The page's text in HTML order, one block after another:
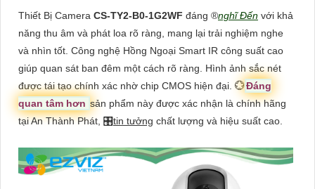
Thiết Bị Camera CS-TY2-B0-1G2WF đáng ®️nghĩ Đến với khả
năng thu âm và phát loa rõ ràng, mang lại trải nghiệm nghe
và nhìn tốt. Công nghệ Hồng Ngoại Smart IR công suất cao
giúp quan sát ban đêm một cách rõ ràng. Hình ảnh sắc nét
được tái tạo chính xác nhờ chip CMOS hiện đại. 💮Đáng
quan tâm hơn sản phẩm này được xác nhận là chính hãng
tại An Thành Phát, 🎛tin tưởng chất lượng và hiệu suất cao.